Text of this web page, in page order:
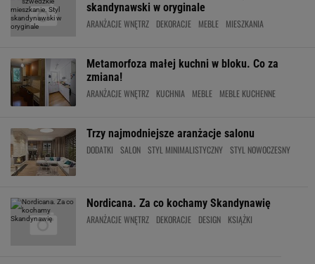
skandynawski w oryginale
ARANŻACJE WNĘTRZ DEKORACJE MEBLE MIESZKANIA
Metamorfoza małej kuchni w bloku. Co za
zmiana!
ARANŻACJE WNĘTRZ KUCHNIA MEBLE MEBLE KUCHENNE
Trzy najmodniejsze aranżacje salonu
DODATKI SALON STYL MINIMALISTYCZNY STYL NOWOCZESNY
Nordicana. Za co kochamy Skandynawię
ARANŻACJE WNĘTRZ DEKORACJE DESIGN KSIĄŻKI